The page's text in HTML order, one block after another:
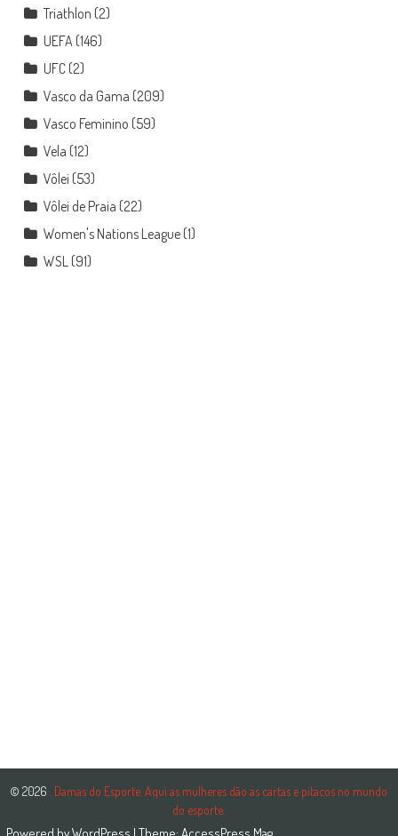
Triathlon (2)
UEFA(146)
UFC(2)
Vasco da Gama (209)
Vasco Feminino (59)
Vela (12)
Vôlei (53)
Vôlei de Praia (22)
Women's Nations League(1)
WSL(91)
© 2026 . Damas do Esporte. Aqui as mulheres dão as cartas e pitacos no mundo
do esporte.